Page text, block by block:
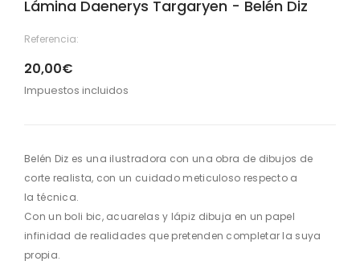
Lámina Daenerys Targaryen - Belén Diz
Referencia:
20,00€
Impuestos incluidos
Belén Diz es una ilustradora con una obra de dibujos de
corte realista, con un cuidado meticuloso respecto a
la técnica.
Con un boli bic, acuarelas y lápiz dibuja en un papel
infinidad de realidades que pretenden completar la suya
propia.